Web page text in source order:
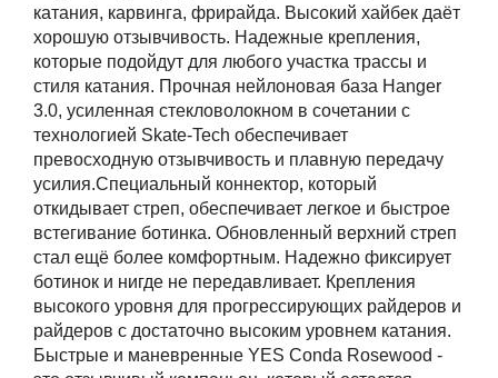
катания, карвинга, фрирайда. Высокий хайбек даёт
хорошую отзывчивость. Надежные крепления,
которые подойдут для любого участка трассы и
стиля катания. Прочная нейлоновая база Hanger
3.0, усиленная стекловолокном в сочетании с
технологией Skate-Tech обеспечивает
превосходную отзывчивость и плавную передачу
усилия.Специальный коннектор, который
откидывает стреп, обеспечивает легкое и быстрое
встегивание ботинка. Обновленный верхний стреп
стал ещё более комфортным. Надежно фиксирует
ботинок и нигде не передавливает. Крепления
высокого уровня для прогрессирующих райдеров и
райдеров с достаточно высоким уровнем катания.
Быстрые и маневренные YES Conda Rosewood -